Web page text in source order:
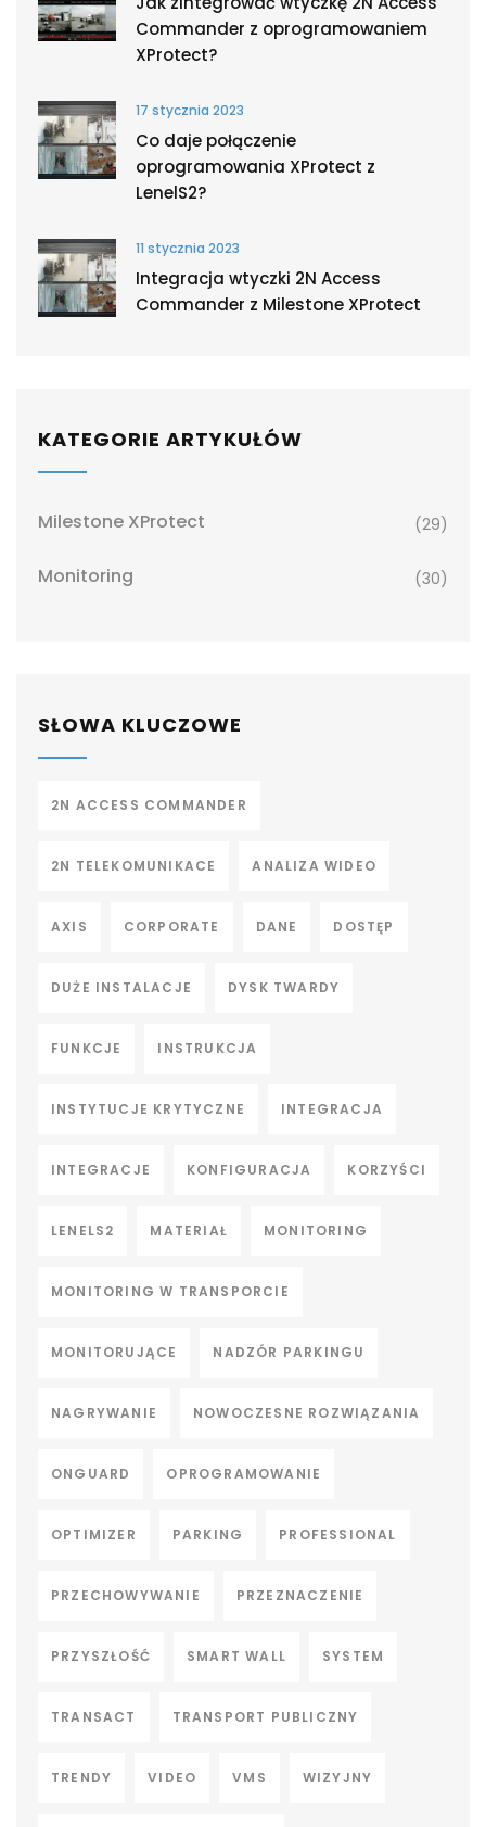
Commander z oprogramowaniem
XProtect?
17 stycznia 2023
Co daje połączenie
oprogramowania XProtect z
LenelS2?
11 stycznia 2023
Integracja wtyczki 2N Access
Commander z Milestone XProtect
KATEGORIE ARTYKUŁÓW
Milestone XProtect (29)
Monitoring (30)
SŁOWA KLUCZOWE
2N ACCESS COMMANDER
2N TELEKOMUNIKACE ANALIZA WIDEO
AXIS CORPORATE DANE DOSTĘP
DUŻE INSTALACJE DYSK TWARDY
FUNKCJE INSTRUKCJA
INSTYTUCJE KRYTYCZNE INTEGRACJA
INTEGRACJE KONFIGURACJA KORZYŚCI
LENELS2 MATERIAŁ MONITORING
MONITORING W TRANSPORCIE
MONITORUJĄCE NADZÓR PARKINGU
NAGRYWANIE NOWOCZESNE ROZWIĄZANIA
ONGUARD OPROGRAMOWANIE
OPTIMIZER PARKING PROFESSIONAL
PRZECHOWYWANIE PRZEZNACZENIE
PRZYSZŁOŚĆ SMART WALL SYSTEM
TRANSACT TRANSPORT PUBLICZNY
TRENDY VIDEO VMS WIZYJNY